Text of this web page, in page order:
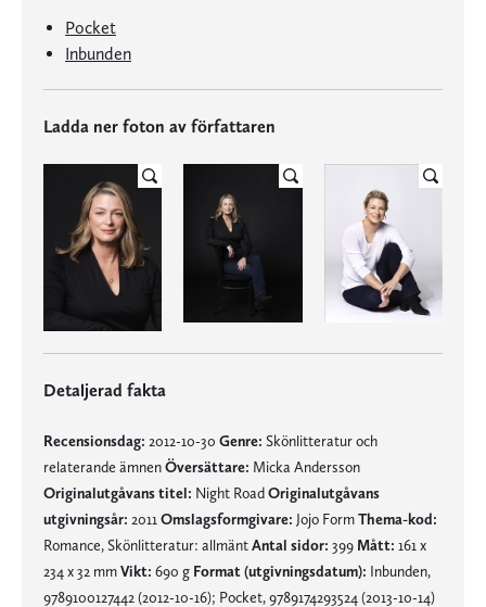
Pocket
Inbunden
Ladda ner foton av författaren
Detaljerad fakta
Recensionsdag: 2012-10-30 Genre: Skönlitteratur och
relaterande ämnenÖversättare: Micka Andersson
Originalutgåvans titel: Night RoadOriginalutgåvans
utgivningsår: 2011 Omslagsformgivare: Jojo FormThema-kod:
Romance, Skönlitteratur: allmäntAntal sidor: 399 Mått: 161 x
234 x 32 mmVikt: 690 g Format (utgivningsdatum): Inbunden,
9789100127442 (2012-10-16); Pocket, 9789174293524 (2013-10-14)